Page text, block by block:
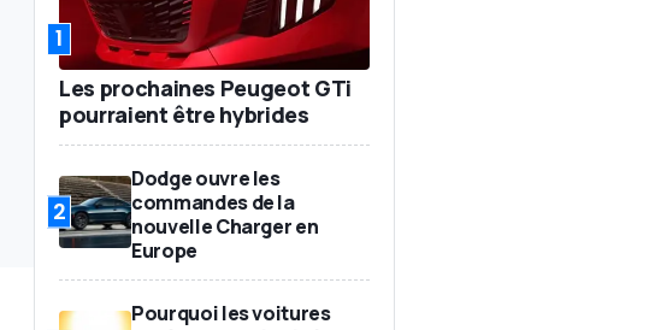
1
Les prochaines Peugeot GTi
pourraient être hybrides
2
Dodge ouvre les
commandes de la
nouvelle Charger en
Europe
Pourquoi les voitures